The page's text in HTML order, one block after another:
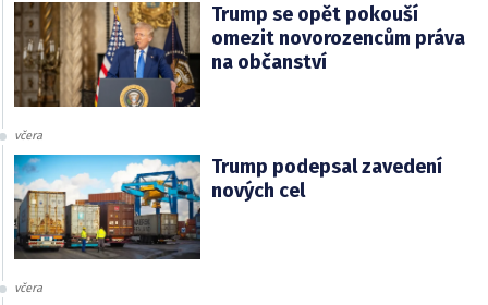
Trump se opět pokouší
omezit novorozencům práva
na občanství
včera
Trump podepsal zavedení
nových cel
včera